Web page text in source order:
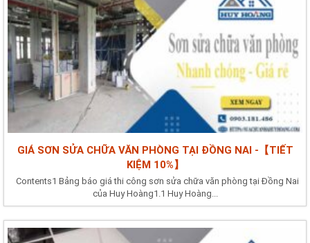
GIÁ SƠN SỬA CHỮA VĂN PHÒNG TẠI ĐỒNG NAI -【TIẾT
KIỆM 10%】
Contents1 Bảng báo giá thi công sơn sửa chữa văn phòng tại Đồng Nai
của Huy Hoàng1.1 Huy Hoàng...